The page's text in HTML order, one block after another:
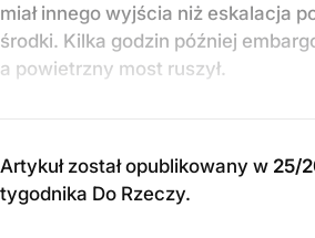
miał innego wyjścia niż eskalacja
środki. Kilka godzin później
a powietrzny most ruszył.
Artykuł został opublikowany w 25/
tygodnika Do Rzeczy.